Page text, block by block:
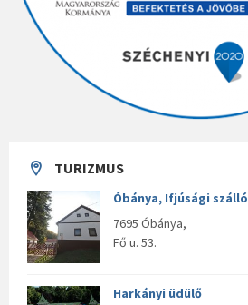
TURIZMUS
Óbánya, Ifjúsági szálló
7695 Óbánya,
Fő u. 53.
Harkányi üdülő